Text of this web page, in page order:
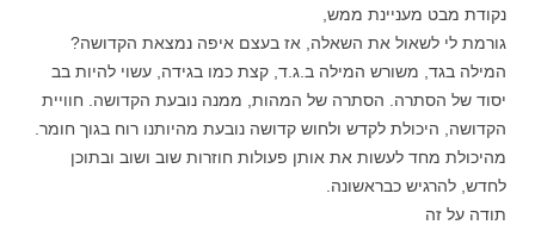
נקודת מבט מעניינת ממש,
גורמת לי לשאול את השאלה, אז בעצם איפה נמצאת הקדושה?
המילה בגד, משורש המילה ב.ג.ד, קצת כמו בגידה, עשוי להיות בב
יסוד של הסתרה. הסתרה של המהות, ממנה נובעת הקדושה. חוויית
הקדושה, היכולת לקדש ולחוש קדושה נובעת מהיותנו רוח בגוך חומר.
מהיכולת מחד לעשות את אותן פעולות חוזרות שוב ושוב ובתוכן
לחדש, להרגיש כבראשונה.
תודה על זה